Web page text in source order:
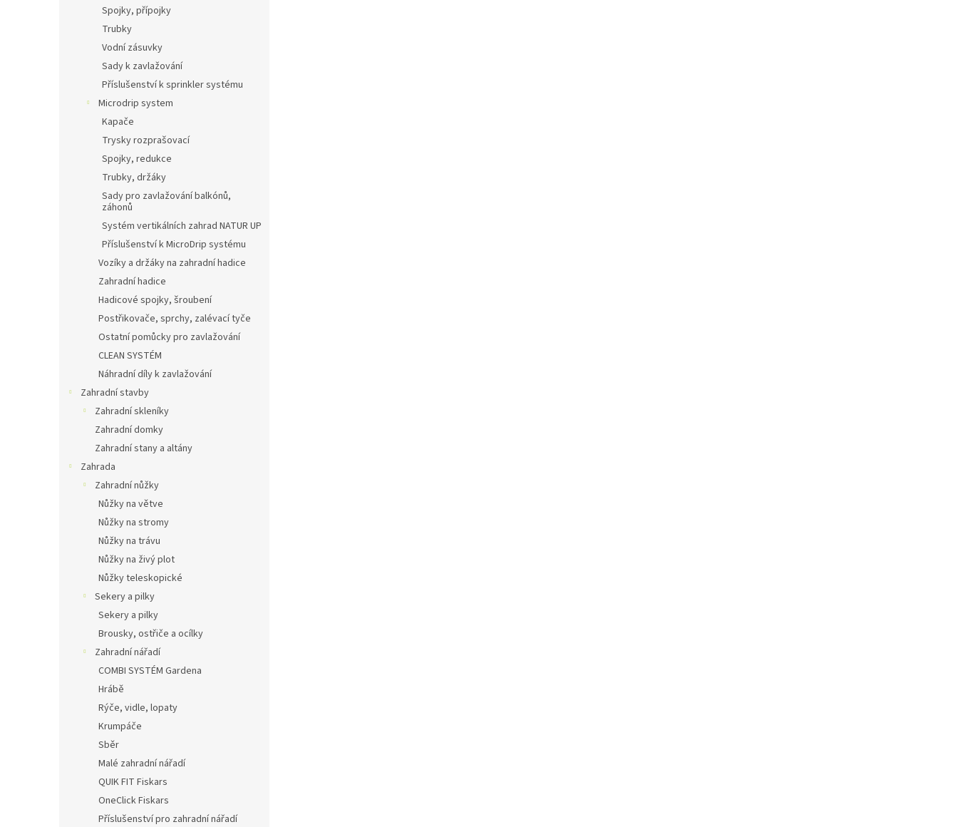
Spojky, přípojky
Trubky
Vodní zásuvky
Sady k zavlažování
Příslušenství k sprinkler systému
Microdrip system
Kapače
Trysky rozprašovací
Spojky, redukce
Trubky, držáky
Sady pro zavlažování balkónů,
záhonů
Systém vertikálních zahrad NATUR UP
Příslušenství k MicroDrip systému
Vozíky a držáky na zahradní hadice
Zahradní hadice
Hadicové spojky, šroubení
Postřikovače, sprchy, zalévací tyče
Ostatní pomůcky pro zavlažování
CLEAN SYSTÉM
Náhradní díly k zavlažování
Zahradní stavby
Zahradní skleníky
Zahradní domky
Zahradní stany a altány
Zahrada
Zahradní nůžky
Nůžky na větve
Nůžky na stromy
Nůžky na trávu
Nůžky na živý plot
Nůžky teleskopické
Sekery a pilky
Sekery a pilky
Brousky, ostřiče a ocílky
Zahradní nářadí
COMBI SYSTÉM Gardena
Hrábě
Rýče, vidle, lopaty
Krumpáče
Sběr
Malé zahradní nářadí
QUIK FIT Fiskars
OneClick Fiskars
Příslušenství pro zahradní nářadí